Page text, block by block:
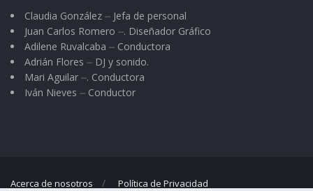
Claudia González ⏤ Jefa de personal
Juan Carlos Romero ⏤. Diseñador Gráfico
Adilene Ruvalcaba ⏤ Conductora
Adrián Flores ⏤ DJ y sonido.
Mari Aguilar ⏤. Conductora
Iván Nieves ⏤ Conductor
Acerca de nosotros Política de Privacidad